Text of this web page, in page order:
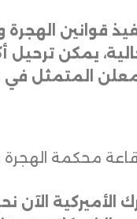
المتمثل
الهجرة بمدينة